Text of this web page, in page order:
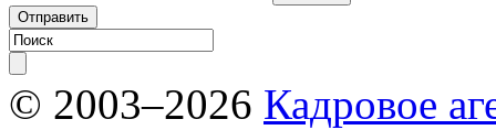
© 2003–2026 Кадровое